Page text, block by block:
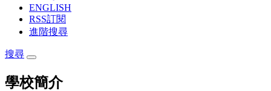
ENGLISH
RSS訂閱
進階搜尋
搜尋
學校簡介